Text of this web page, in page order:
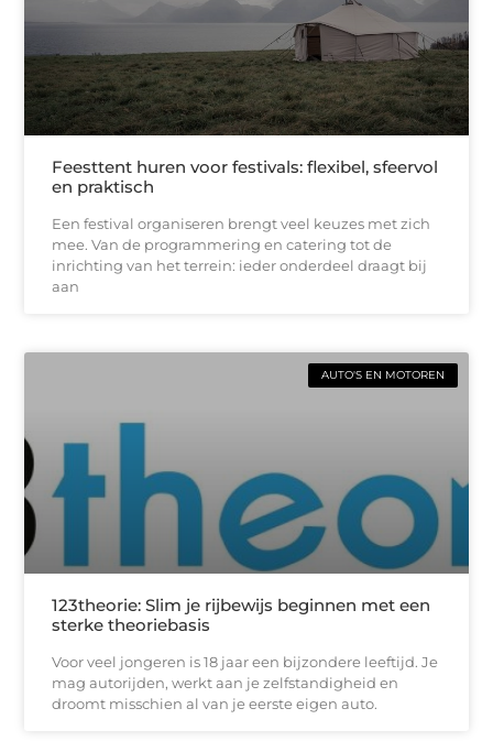
Feesttent huren voor festivals: flexibel, sfeervol
en praktisch
Een festival organiseren brengt veel keuzes met zich
mee. Van de programmering en catering tot de
inrichting van het terrein: ieder onderdeel draagt bij
aan
AUTO'S EN MOTOREN
123theorie: Slim je rijbewijs beginnen met een
sterke theoriebasis
Voor veel jongeren is 18 jaar een bijzondere leeftijd. Je
mag autorijden, werkt aan je zelfstandigheid en
droomt misschien al van je eerste eigen auto.